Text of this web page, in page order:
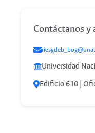
Contáctanos y
Universidad
Edificio 610 |